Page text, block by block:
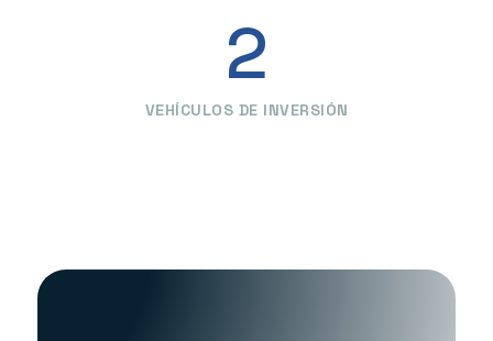
2
VEHÍCULOS DE INVERSIÓN